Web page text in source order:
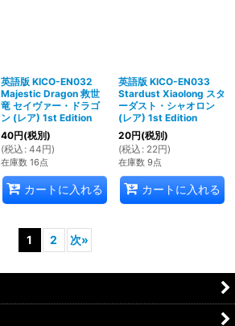
英語版 KICO-EN032
Majestic Dragon 救世
竜 セイヴァー・ドラゴ
ン (レア) 1st Edition
40円(税別)
(税込 : 44円)
在庫数 16点
カートに入れる
英語版 KICO-EN033
Stardust Xiaolong スタ
ーダスト・シャオロン
(レア) 1st Edition
20円(税別)
(税込 : 22円)
在庫数 9点
カートに入れる
1 2 次»